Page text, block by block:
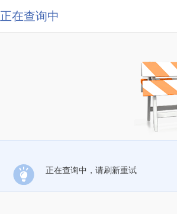
正在查询中
正在查询中，请刷新重试